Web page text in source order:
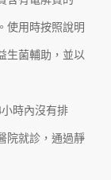
使用時按照說明
生菌輔助，並以
時內沒有排
院就診，通過靜